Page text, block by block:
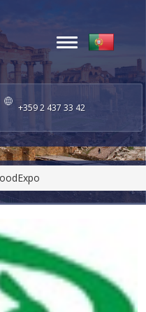
+359 2 437 33 42
Toggle